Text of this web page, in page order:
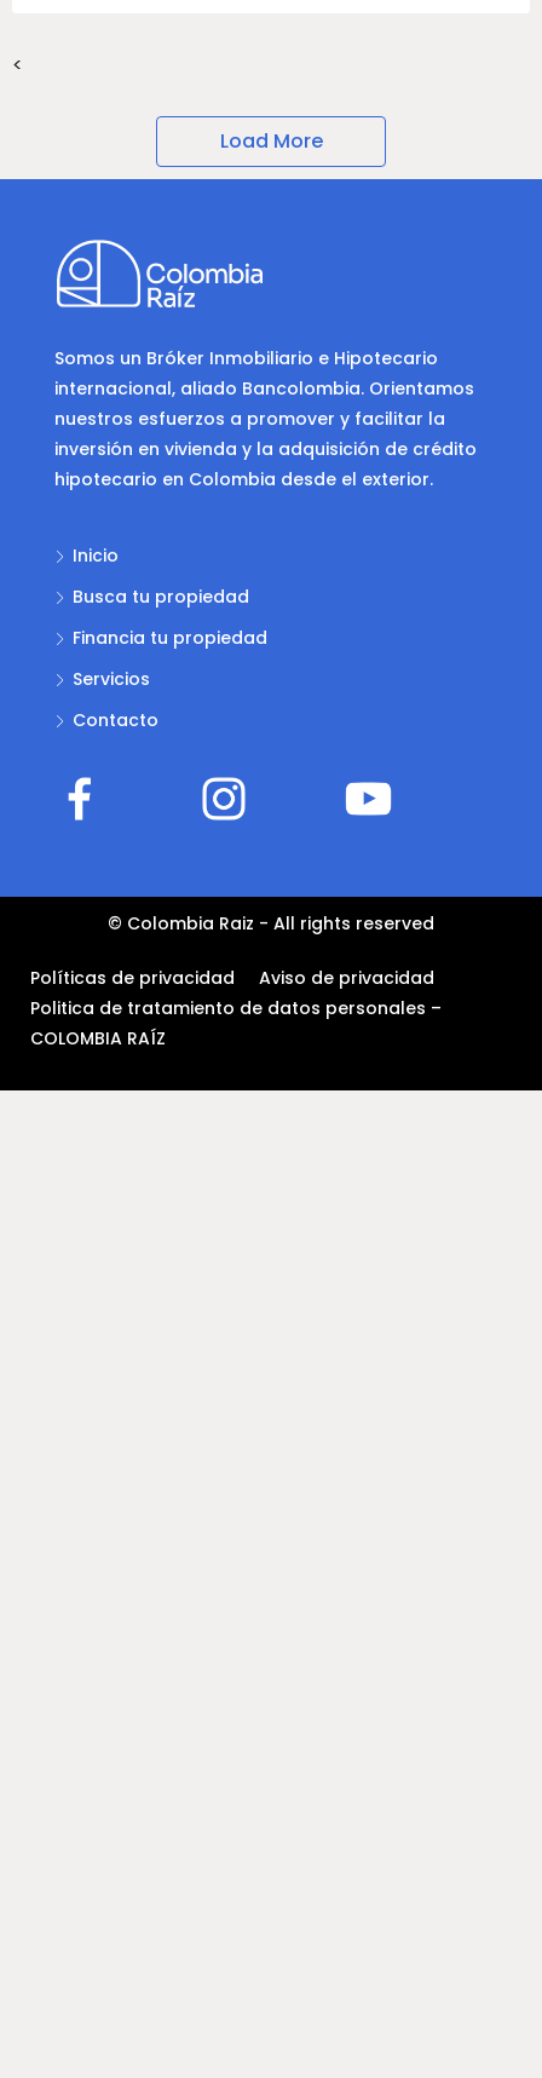
<
Load More
Somos un Bróker Inmobiliario e Hipotecario
internacional, aliado Bancolombia. Orientamos
nuestros esfuerzos a promover y facilitar la
inversión en vivienda y la adquisición de crédito
hipotecario en Colombia desde el exterior.
Inicio
Busca tu propiedad
Financia tu propiedad
Servicios
Contacto
© Colombia Raiz - All rights reserved
Políticas de privacidad
Aviso de privacidad
Politica de tratamiento de datos personales –
COLOMBIA RAÍZ